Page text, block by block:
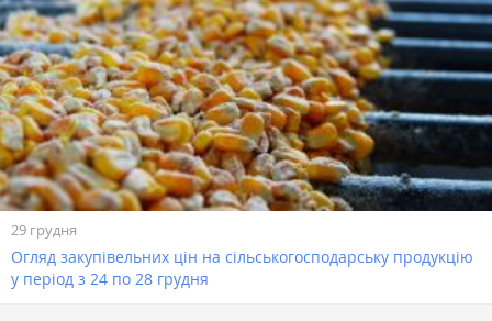
29 грудня
Огляд закупівельних цін на сільськогосподарську продукцію
у період з 24 по 28 грудня